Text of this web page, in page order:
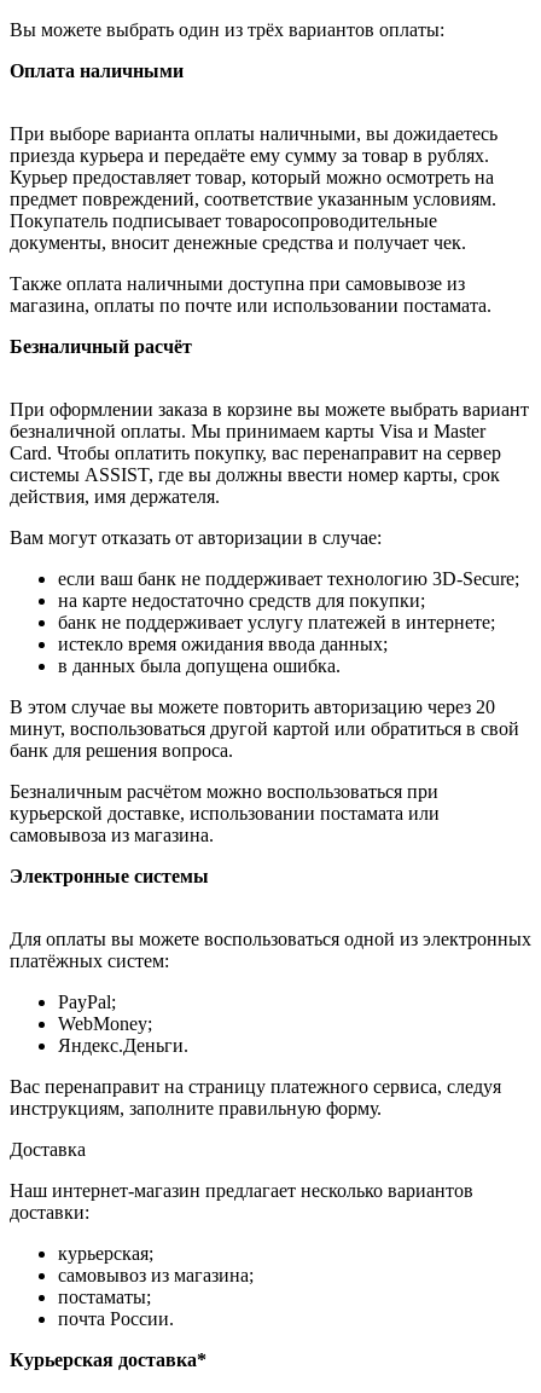
Вы можете выбрать один из трёх вариантов оплаты:
Оплата наличными
При выборе варианта оплаты наличными, вы дожидаетесь
приезда курьера и передаёте ему сумму за товар в рублях.
Курьер предоставляет товар, который можно осмотреть на
предмет повреждений, соответствие указанным условиям.
Покупатель подписывает товаросопроводительные
документы, вносит денежные средства и получает чек.
Также оплата наличными доступна при самовывозе из
магазина, оплаты по почте или использовании постамата.
Безналичный расчёт
При оформлении заказа в корзине вы можете выбрать вариант
безналичной оплаты. Мы принимаем карты Visa и Master
Card. Чтобы оплатить покупку, вас перенаправит на сервер
системы ASSIST, где вы должны ввести номер карты, срок
действия, имя держателя.
Вам могут отказать от авторизации в случае:
если ваш банк не поддерживает технологию 3D-Secure;
на карте недостаточно средств для покупки;
банк не поддерживает услугу платежей в интернете;
истекло время ожидания ввода данных;
в данных была допущена ошибка.
В этом случае вы можете повторить авторизацию через 20
минут, воспользоваться другой картой или обратиться в свой
банк для решения вопроса.
Безналичным расчётом можно воспользоваться при
курьерской доставке, использовании постамата или
самовывоза из магазина.
Электронные системы
Для оплаты вы можете воспользоваться одной из электронных
платёжных систем:
PayPal;
WebMoney;
Яндекс.Деньги.
Вас перенаправит на страницу платежного сервиса, следуя
инструкциям, заполните правильную форму.
Доставка
Наш интернет-магазин предлагает несколько вариантов
доставки:
курьерская;
самовывоз из магазина;
постаматы;
почта России.
Курьерская доставка*